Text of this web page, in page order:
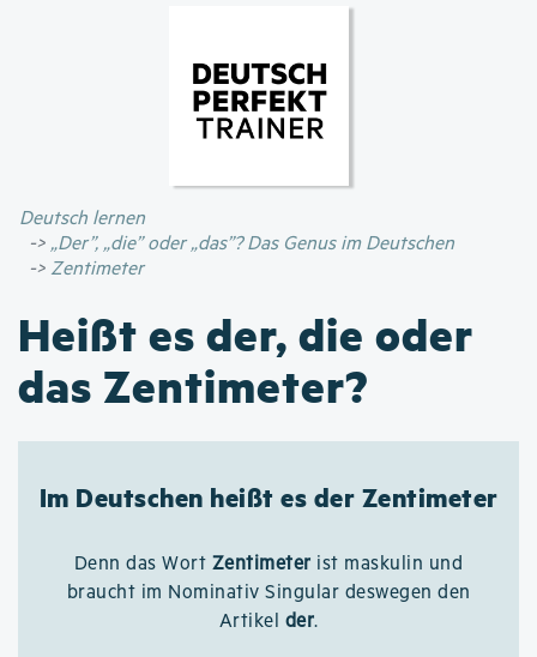
Inhalt
Deutsch lernen
„Der”, „die” oder „das”? Das Genus im Deutschen
Zentimeter
Heißt es der, die oder
das Zentimeter?
Im Deutschen heißt es der Zentimeter
Denn das Wort Zentimeter ist maskulin und
braucht im Nominativ Singular deswegen den
Artikel der.